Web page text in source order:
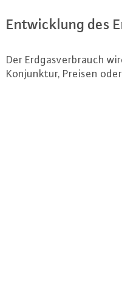
Ent­wick­lung des
Der Erd­gas­ver­brauch
Kon­junk­tur, Preisen